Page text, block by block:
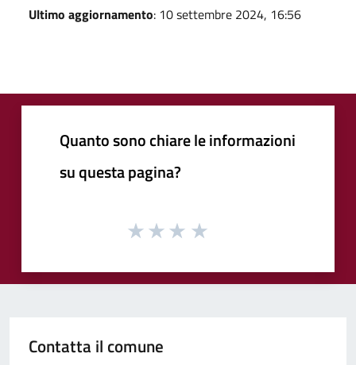
Ultimo aggiornamento: 10 settembre 2024, 16:56
Quanto sono chiare le informazioni
su questa pagina?
Contatta il comune